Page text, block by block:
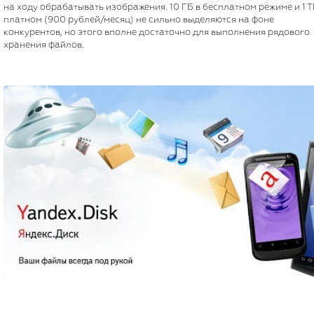
на ходу обрабатывать изображения. 10 ГБ в бесплатном режиме и 1
платном (900 рублей/месяц) не сильно выделяются на фоне
конкурентов, но этого вполне достаточно для выполнения рядового
хранения файлов.